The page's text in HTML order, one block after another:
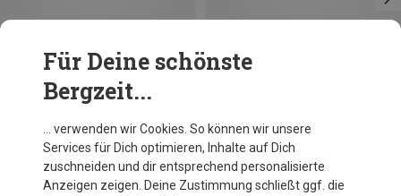
Bark'n Boot Hundesocken
38-44MM
76-83MM
51-57MM
Für Deine schönste
Bergzeit...
… verwenden wir Cookies. So können wir unsere
Services für Dich optimieren, Inhalte auf Dich
zuschneiden und dir entsprechend personalisierte
Anzeigen zeigen. Deine Zustimmung schließt ggf. die